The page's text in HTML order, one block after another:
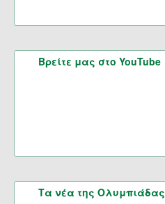
Βρείτε μας στο YouTube
Τα νέα της Ολυμπιάδας